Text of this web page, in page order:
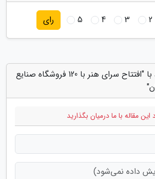
2
3
4
5 رای
دیدگاه های مرتبط با "افتتاح سرای هنر با 120 فروشگاه صنایع
مقاله با ما درمیان بگذارید